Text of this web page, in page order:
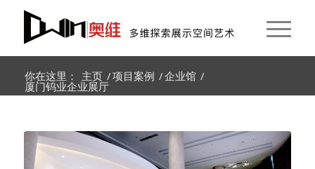
你在这里： 主页 /项目案例 /企业馆 /
厦门钨业企业展厅